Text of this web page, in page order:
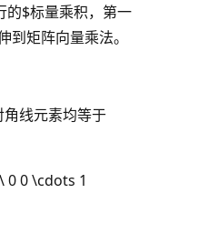
的$标量乘积，第一
矩阵向量乘法。
线元素均等于
0 \cdots 1